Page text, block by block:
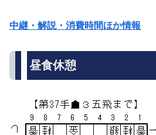
中継・解説・消費時間ほか情報
昼食休憩